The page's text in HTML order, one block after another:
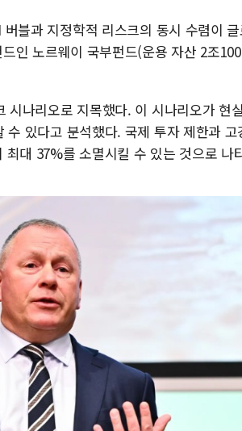
블과 지정학적 리스크의 동시 수렴이
인 노르웨이 국부펀드(운용 자산 2조
시나리오로 지목했다. 이 시나리오가 현
있다고 분석했다. 국제 투자 제한과
대 37%를 소멸시킬 수 있는 것으로 나